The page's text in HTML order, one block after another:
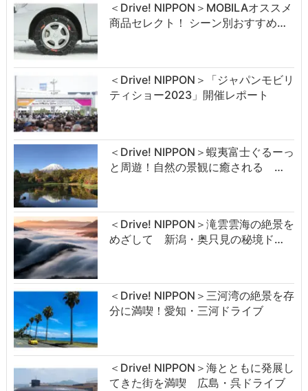
＜Drive! NIPPON＞MOBILAオススメ
商品セレクト！ シーン別おすすめ…
＜Drive! NIPPON＞「ジャパンモビリ
ティショー2023」開催レポート
＜Drive! NIPPON＞蝦夷富士ぐるーっ
と周遊！自然の景観に癒される …
＜Drive! NIPPON＞滝雲雲海の絶景を
めざして 新潟・奥只見の秘境ド…
＜Drive! NIPPON＞三河湾の絶景を存
分に満喫！愛知・三河ドライブ
＜Drive! NIPPON＞海とともに発展し
てきた街を満喫 広島・呉ドライブ